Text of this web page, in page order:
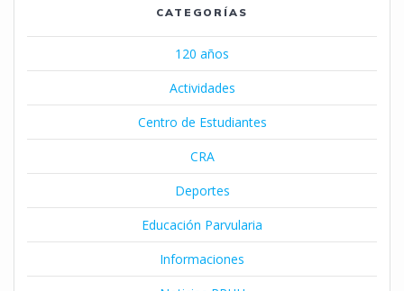
CATEGORÍAS
120 años
Actividades
Centro de Estudiantes
CRA
Deportes
Educación Parvularia
Informaciones